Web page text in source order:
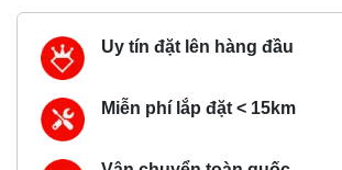
Uy tín đặt lên hàng đầu
Miễn phí lắp đặt < 15km